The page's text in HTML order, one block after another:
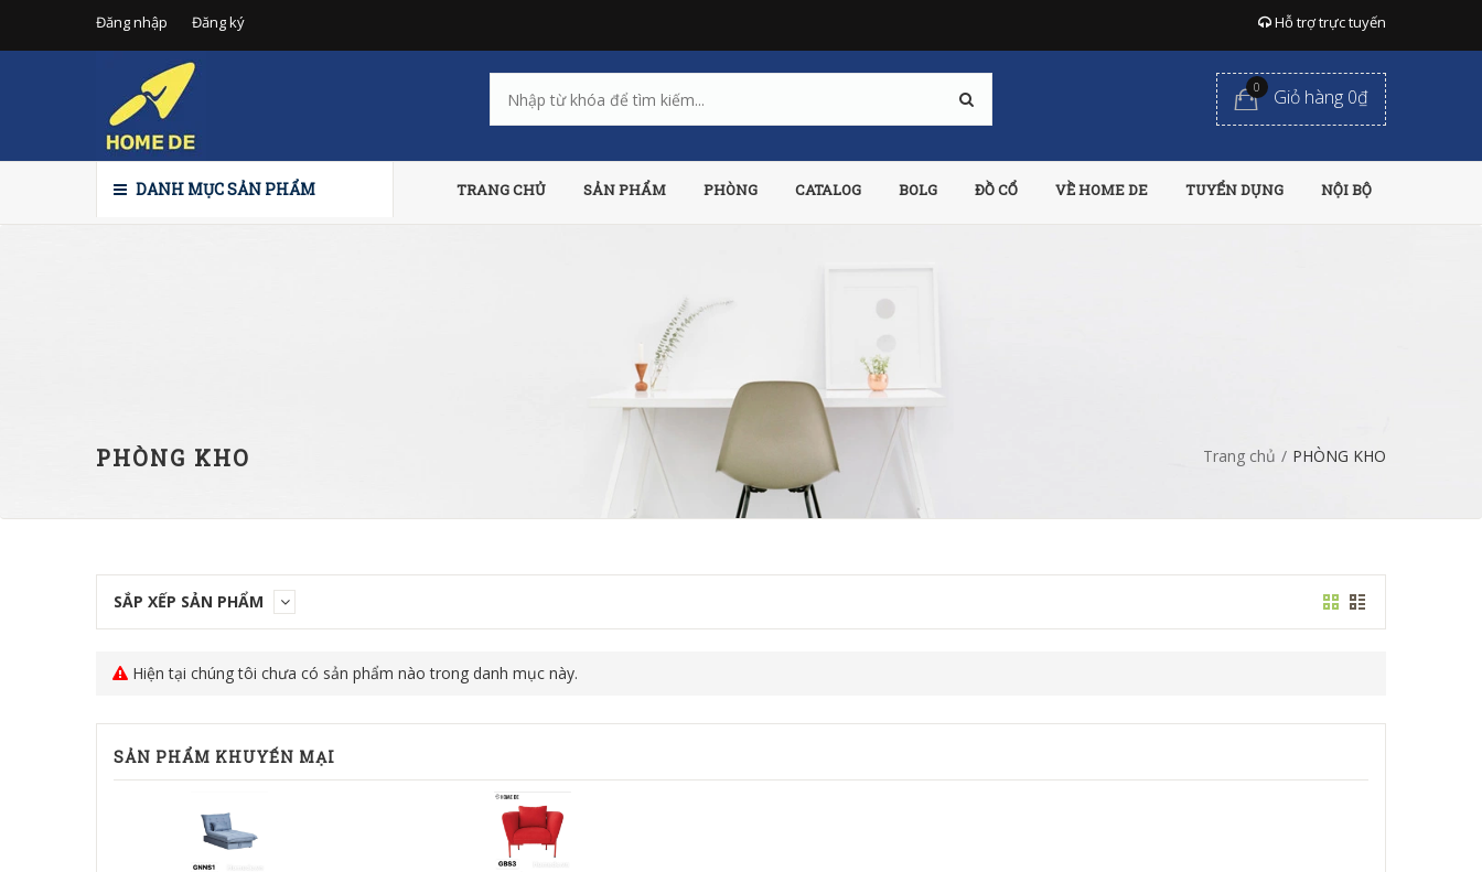
Đăng nhập Đăng ký Hỗ trợ trực tuyến
0 Giỏ hàng 0₫
DANH MỤC SẢN PHẨM TRANG CHỦ SẢN PHẨM PHÒNG CATALOG BOLG ĐỒ CỔ VỀ HOME DE TUYỂN DỤNG NỘI BỘ
PHÒNG KHO Trang chủ / PHÒNG KHO
SẮP XẾP SẢN PHẨM
Hiện tại chúng tôi chưa có sản phẩm nào trong danh mục này.
SẢN PHẨM KHUYẾN MẠI